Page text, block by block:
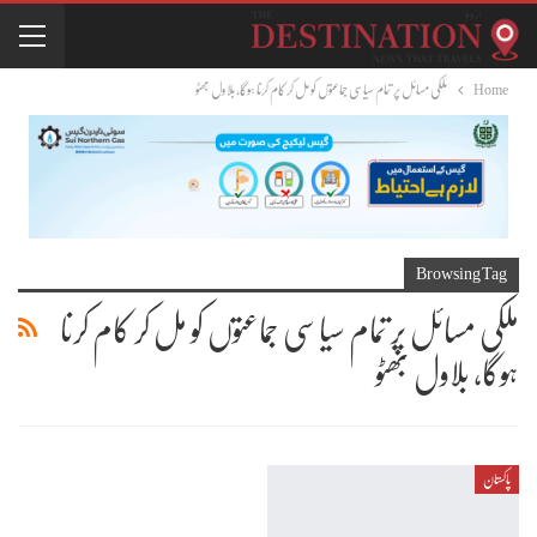
Home ملکی مسائل پر تمام سیاسی جماعتوں کو مل کر کام کرنا ہوگا، بلاول بھٹو
Browsing Tag
ملکی مسائل پر تمام سیاسی جماعتوں کو مل کر کام کرنا
ہوگا، بلاول بھٹو
پاکستان